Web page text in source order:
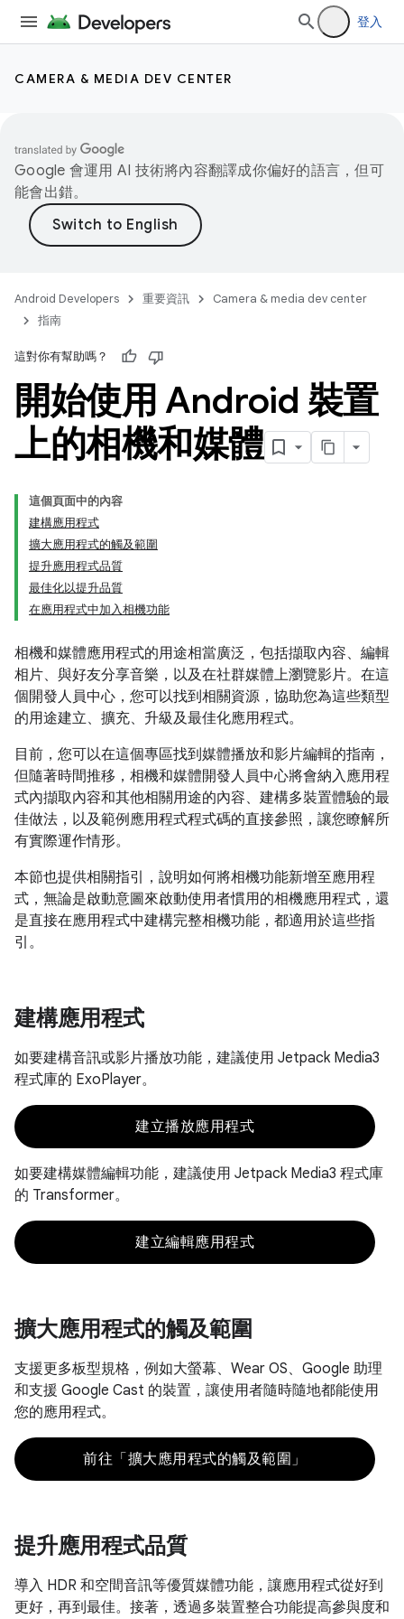
登入
CAMERA & MEDIA DEV CENTER
Google 會運用 AI 技術將內容翻譯成你偏好的語言，但可
能會出錯。
Android Developers 重要資訊
Camera & media dev center
指南
這對你有幫助嗎？
開始使用 Android 裝置
上的相機和媒體
這個頁面中的內容
建構應用程式
擴大應用程式的觸及範圍
提升應用程式品質
最佳化以提升品質
在應用程式中加入相機功能
相機和媒體應用程式的用途相當廣泛，包括擷取內容、編輯
相片、與好友分享音樂，以及在社群媒體上瀏覽影片。在這
個開發人員中心，您可以找到相關資源，協助您為這些類型
的用途建立、擴充、升級及最佳化應用程式。
目前，您可以在這個專區找到媒體播放和影片編輯的指南，
但隨著時間推移，相機和媒體開發人員中心將會納入應用程
式內擷取內容和其他相關用途的內容、建構多裝置體驗的最
佳做法，以及範例應用程式程式碼的直接參照，讓您瞭解所
有實際運作情形。
本節也提供相關指引，說明如何將相機功能新增至應用程
式，無論是啟動意圖來啟動使用者慣用的相機應用程式，還
是直接在應用程式中建構完整相機功能，都適用於這些指
引。
建構應用程式
如要建構音訊或影片播放功能，建議使用 Jetpack Media3
程式庫的 ExoPlayer。
建立播放應用程式
如要建構媒體編輯功能，建議使用 Jetpack Media3 程式庫
的 Transformer。
建立編輯應用程式
擴大應用程式的觸及範圍
支援更多板型規格，例如大螢幕、Wear OS、Google 助理
和支援 Google Cast 的裝置，讓使用者隨時隨地都能使用
您的應用程式。
前往「擴大應用程式的觸及範圍」
提升應用程式品質
導入 HDR 和空間音訊等優質媒體功能，讓應用程式從好到
更好，再到最佳。接著，透過多裝置整合功能提高參與度和